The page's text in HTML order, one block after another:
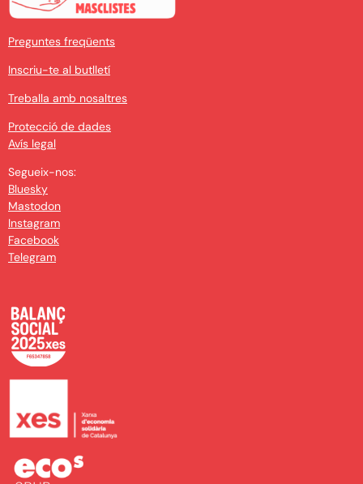
Preguntes freqüents
Inscriu-te al butlletí
Treballa amb nosaltres
Protecció de dades
Avís legal
Segueix-nos:
Bluesky
Mastodon
Instagram
Facebook
Telegram